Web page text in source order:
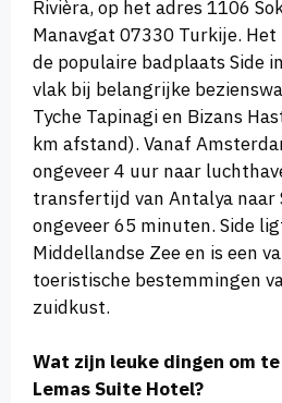
Rivièra, op het adres 1106
Manavgat 07330 Turkije.
de populaire badplaats Side
vlak bij belangrijke
Tyche Tapinagi en Bizans
km afstand). Vanaf
ongeveer 4 uur naar
transfertijd van Antalya naar
ongeveer 65 minuten. Side
Middellandse Zee en is een
toeristische bestemmingen
zuidkust.
Wat zijn leuke dingen om
Lemas Suite Hotel?